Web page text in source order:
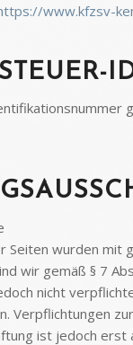
www.kfzsv-
Seiten wurden mit
wir gemäß § 7
nicht
Verpflichtungen
ist jedoch